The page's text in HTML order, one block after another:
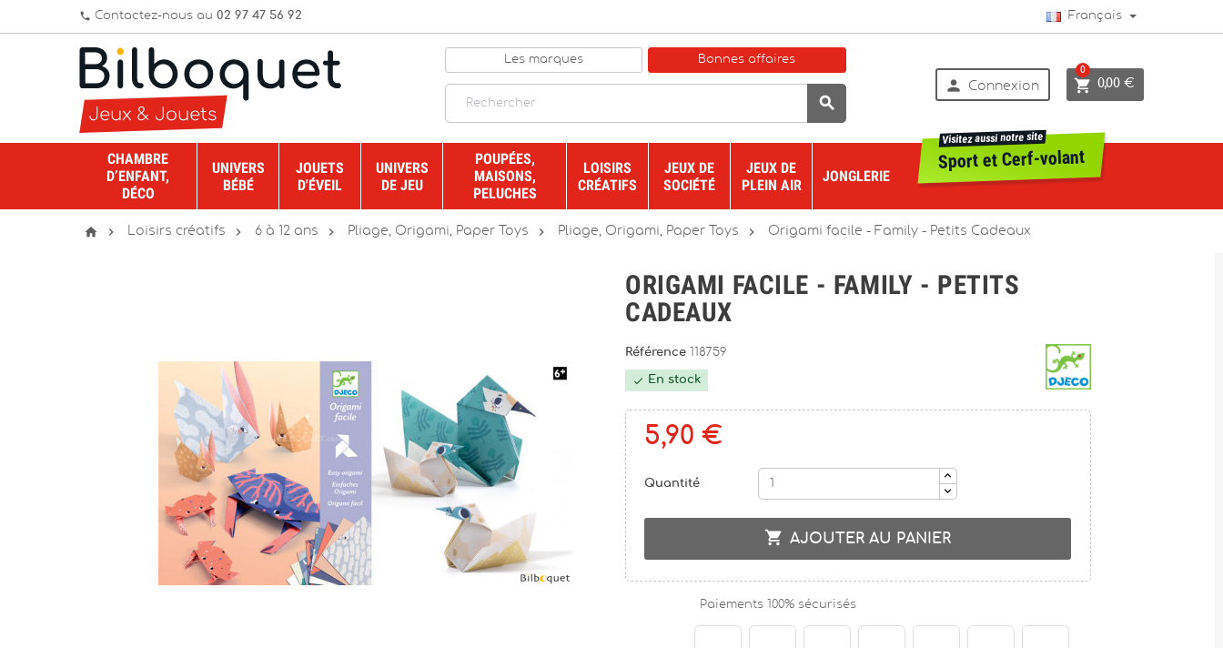
phone Contactez-nous au 02 97 47 56 92 Français
Les marques Bonnes affaires

 Connexion  0,00 €
0
CHAMBRE
D’ENFANT,
DÉCO
UNIVERS
BÉBÉ
JOUETS
D'ÉVEIL
UNIVERS
DE JEU
POUPÉES,
MAISONS,
PELUCHES
LOISIRS
CRÉATIFS
JEUX DE
SOCIÉTÉ
JEUX DE
PLEIN AIR
JONGLERIE
Sport et Cerf-volant
Visitez aussi notre site
  Loisirs créatifs  6 à 12 ans  Pliage, Origami, Paper Toys  Pliage, Origami, Paper Toys  Origami facile - Family - Petits Cadeaux
ORIGAMI FACILE - FAMILY - PETITS
CADEAUX
Référence 118759
 En stock
5,90 €
Quantité
 AJOUTER AU PANIER
Paiements 100% sécurisés